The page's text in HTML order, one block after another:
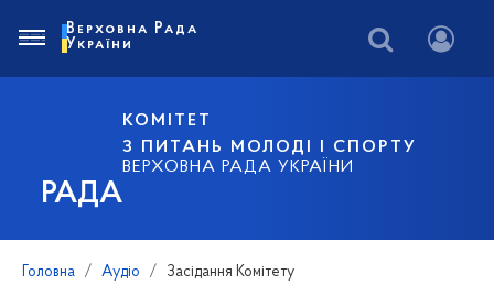
РАДА
КОМІТЕТ
З ПИТАНЬ МОЛОДІ І СПОРТУ
ВЕРХОВНА РАДА УКРАЇНИ
Верховна Рада
України
Головна Аудіо Засідання Комітету